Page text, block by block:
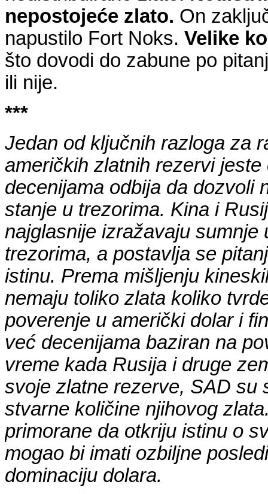
nepostojeće zlato. On
napustilo Fort Noks. Velike
što dovodi do zabune po
ili nije.
***
Jedan od ključnih razloga za
američkih zlatnih rezervi
decenijama odbija da dozvoli
stanje u trezorima. Kina i
najglasnije izražavaju
trezorima, a postavlja se
istinu. Prema mišljenju
nemaju toliko zlata koliko
poverenje u američki dolar i
već decenijama baziran na
vreme kada Rusija i druge
svoje zlatne rezerve, SAD su
stvarne količine njihovog
primorane da otkriju istinu o
mogao bi imati ozbiljne
dominaciju dolara.